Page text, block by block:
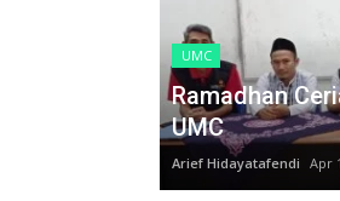
UMC
Ramadhan
UMC
Arief Hidayatafendi Apr